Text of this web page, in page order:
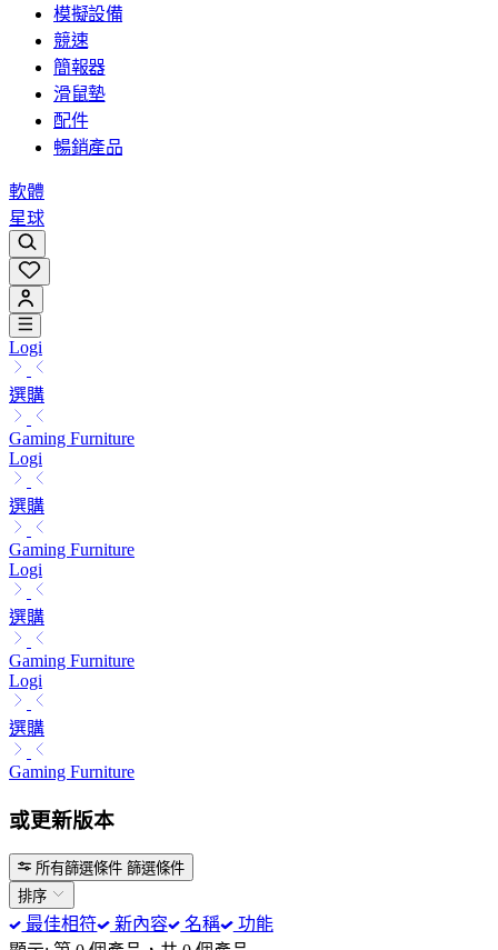
模擬設備
競速
簡報器
滑鼠墊
配件
暢銷產品
軟體
星球
Logi
選購
Gaming Furniture
Logi
選購
Gaming Furniture
Logi
選購
Gaming Furniture
Logi
選購
Gaming Furniture
或更新版本
所有篩選條件 篩選條件
排序
最佳相符 新內容 名稱
功能